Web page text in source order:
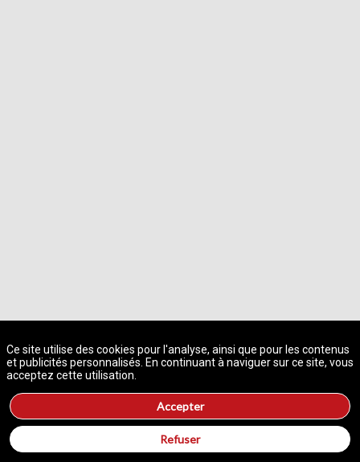
Ce site utilise des cookies pour l'analyse, ainsi que pour les contenus
et publicités personnalisés. En continuant à naviguer sur ce site, vous
acceptez cette utilisation.
Accepter
Refuser